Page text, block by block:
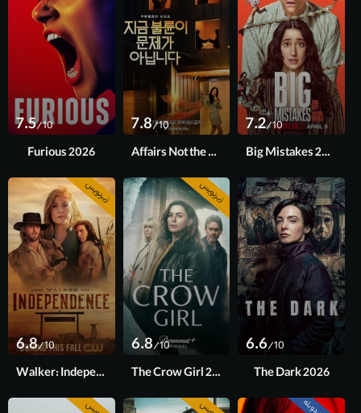
7.2/10
Big Mistakes 2026
7.8/10
Affairs Not the Only Secret 2026
7.5/10
Furious 2026
فصل 1
قسمت 6 آخر
6.6/10
The Dark 2026
زیرنویس فصل 2
6.8/10
The Crow Girl 2025
زیرنویس
6.8/10
Walker: Independence 2022